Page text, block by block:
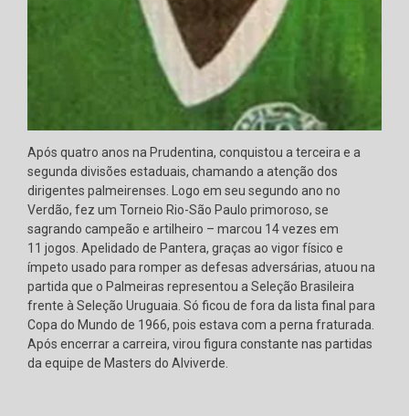
Após quatro anos na Prudentina, conquistou a terceira e a
segunda divisões estaduais, chamando a atenção dos
dirigentes palmeirenses. Logo em seu segundo ano no
Verdão, fez um Torneio Rio-São Paulo primoroso, se
sagrando campeão e artilheiro – marcou 14 vezes em
11 jogos. Apelidado de Pantera, graças ao vigor físico e
ímpeto usado para romper as defesas adversárias, atuou na
partida que o Palmeiras representou a Seleção Brasileira
frente à Seleção Uruguaia. Só ficou de fora da lista final para
Copa do Mundo de 1966, pois estava com a perna fraturada.
Após encerrar a carreira, virou figura constante nas partidas
da equipe de Masters do Alviverde.